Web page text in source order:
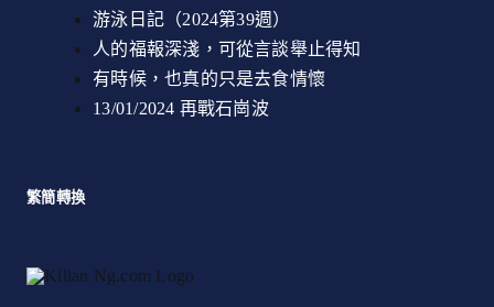
游泳日記（2024第39週）
人的福報深淺，可從言談舉止得知
有時候，也真的只是去食情懷
13/01/2024 再戰石崗波
繁簡轉換